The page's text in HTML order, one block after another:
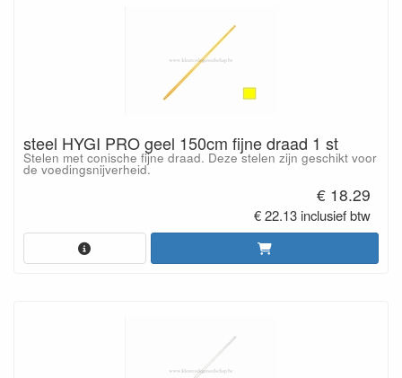
steel HYGI PRO geel 150cm fijne draad 1 st
Stelen met conische fijne draad. Deze stelen zijn geschikt voor
de voedingsnijverheid.
€ 18.29
€ 22.13 inclusief btw